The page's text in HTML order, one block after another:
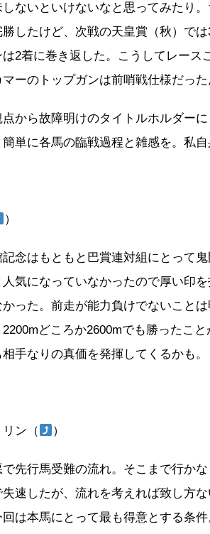
ないといけないなと思ってみたり
したけど、次戦の天皇賞（秋）で
は2着に巻き返した。こうしてレー
ーのトップガンは前哨戦仕様だった
から故障明けのタイトルホルダー
単に各馬の臨戦過程と雑感を。私
）
念はもともと巴賞連対組にとって
気になっていなかったので厚い印
った。前走が能力負けでないこと
2200mどころか2600mでも勝ったこ
手なりの真価を発揮してくるかも。
ン（ ）
先行馬受難の流れ。そこまで行か
速したが、流れを考えれば致し方
は本馬にとって最も得意とする条